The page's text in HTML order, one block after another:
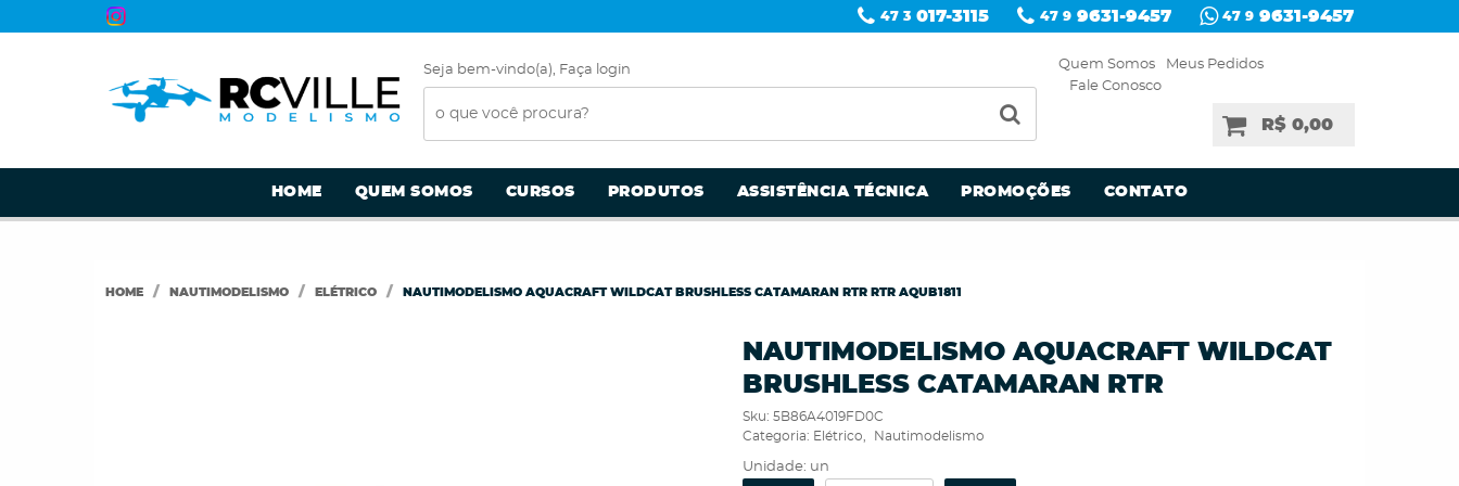
47 3 017-3115 47 9 9631-9457 47 9 9631-9457
Seja bem-vindo(a), Faça login Quem Somos
Meus Pedidos
Fale Conosco
R$ 0,00
HOME QUEM SOMOS CURSOS PRODUTOS ASSISTÊNCIA TÉCNICA PROMOÇÕES CONTATO
HOME NAUTIMODELISMO ELÉTRICO NAUTIMODELISMO AQUACRAFT WILDCAT BRUSHLESS CATAMARAN RTR RTR AQUB1811
NAUTIMODELISMO AQUACRAFT WILDCAT
BRUSHLESS CATAMARAN RTR
Sku: 5B86A4019FD0C
Categoria: Elétrico Nautimodelismo
Unidade: un